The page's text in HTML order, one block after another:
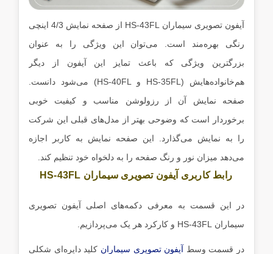
آیفون تصویری سیماران HS-43FL از صفحه نمایش 4/3 اینچی
رنگی بهره‌مند است. می‌توان این ویژگی را به عنوان
بزرگترین ویژگی که باعث تمایز این آیفون از دیگر
هم‌خانواده‌هایش (HS-35FL و HS-40FL) می‌شود دانست.
صفحه نمایش آن از رزولوشن مناسب و کیفیت خوبی
برخوردار است که وضوحی بهتر از مدل‌های قبلی این شرکت
را به نمایش می‌گذارد. این صفحه نمایش به کاربر اجازه
می‌دهد میزان نور و رنگ صفحه را به دلخواه خود تنظیم کند.
رابط کاربری آیفون تصویری سیماران HS-43FL
در این قسمت به معرفی دکمه‌های اصلی آیفون تصویری
سیماران HS-43FL و کارکرد هر یک می‌پردازیم.
در قسمت وسط آیفون تصویری سیماران کلید دایره‌ای شکلی